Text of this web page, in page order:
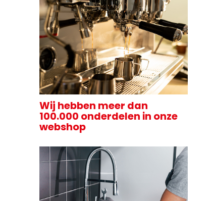
Wij hebben meer dan
100.000 onderdelen in onze
webshop